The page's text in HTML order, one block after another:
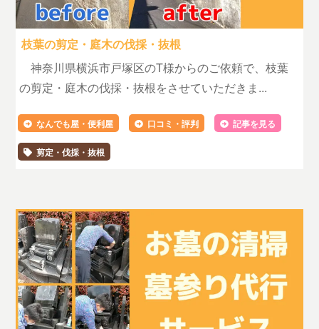
枝葉の剪定・庭木の伐採・抜根
神奈川県横浜市戸塚区のT様からのご依頼で、枝葉
の剪定・庭木の伐採・抜根をさせていただきま...
なんでも屋・便利屋 口コミ・評判 記事を見る
剪定・伐採・抜根